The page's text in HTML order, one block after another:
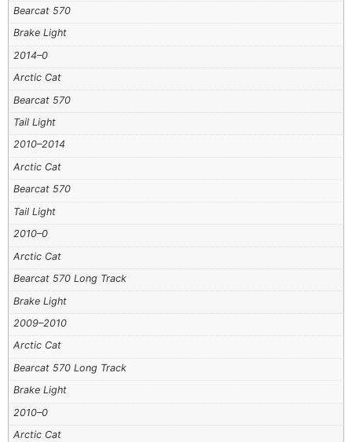
Bearcat 570
Brake Light
2014–0
Arctic Cat
Bearcat 570
Tail Light
2010–2014
Arctic Cat
Bearcat 570
Tail Light
2010–0
Arctic Cat
Bearcat 570 Long Track
Brake Light
2009–2010
Arctic Cat
Bearcat 570 Long Track
Brake Light
2010–0
Arctic Cat